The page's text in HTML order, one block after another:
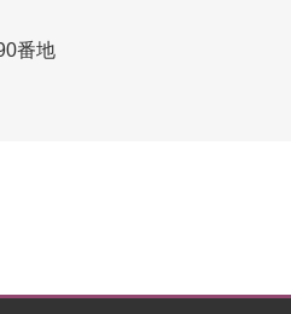
番地